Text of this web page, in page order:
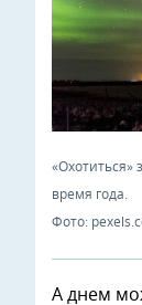
«Охотиться»
время года.
Фото:
А днем